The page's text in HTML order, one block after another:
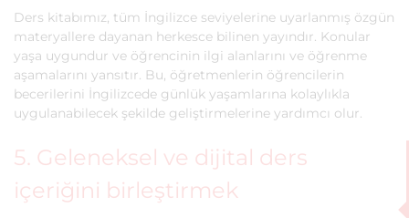
Ders kitabımız, tüm İngilizce seviyelerine uyarlanmış özgün
materyallere dayanan herkesce bilinen yayındır. Konular
yaşa uygundur ve öğrencinin ilgi alanlarını ve öğrenme
aşamalarını yansıtır. Bu, öğretmenlerin öğrencilerin
becerilerini İngilizcede günlük yaşamlarına kolaylıkla
uygulanabilecek şekilde geliştirmelerine yardımcı olur.
5. Geleneksel ve dijital ders
içeriğini birleştirmek